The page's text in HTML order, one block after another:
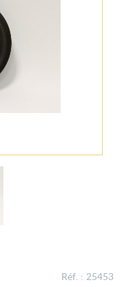
Réf. : 25453